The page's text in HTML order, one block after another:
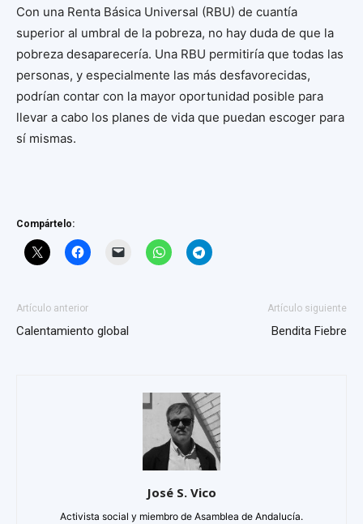
Con una Renta Básica Universal (RBU) de cuantía
superior al umbral de la pobreza, no hay duda de que la
pobreza desaparecería. Una RBU permitiría que todas las
personas, y especialmente las más desfavorecidas,
podrían contar con la mayor oportunidad posible para
llevar a cabo los planes de vida que puedan escoger para
sí mismas.
Compártelo:
Artículo anterior
Calentamiento global
Artículo siguiente
Bendita Fiebre
José S. Vico
Activista social y miembro de Asamblea de Andalucía.